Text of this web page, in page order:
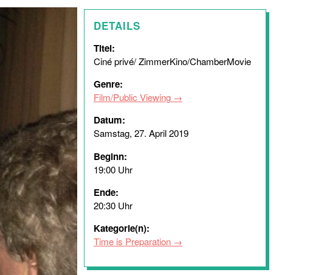
DETAILS
Titel:
Ciné privé/ ZimmerKino/ChamberMovie
Genre:
Film/Public Viewing
Datum:
Samstag, 27. April 2019
Beginn:
19:00 Uhr
Ende:
20:30 Uhr
Kategorie(n):
Time is Preparation